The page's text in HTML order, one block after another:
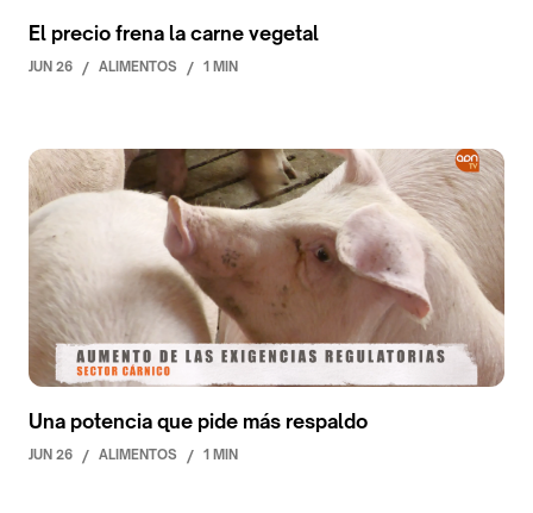
El precio frena la carne vegetal
JUN 26 / ALIMENTOS / 1 MIN
Una potencia que pide más respaldo
JUN 26 / ALIMENTOS / 1 MIN